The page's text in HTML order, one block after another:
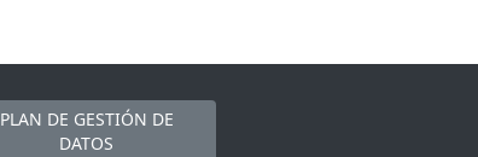
PLAN DE GESTIÓN DE
DATOS